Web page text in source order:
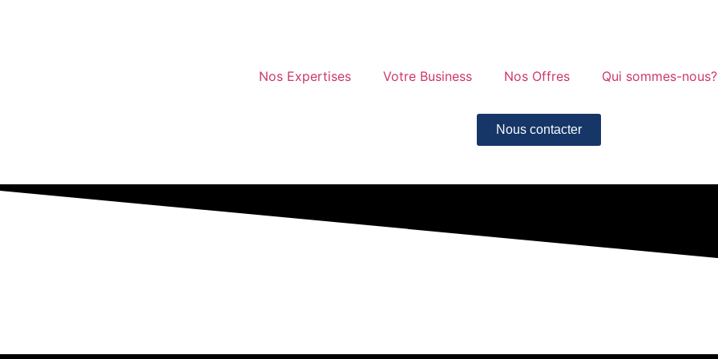
Nos Expertises Votre Business Nos Offres Qui sommes-nous?
Nous contacter